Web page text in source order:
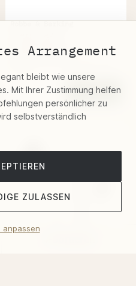
Robbe & Berking
Kaffeelöffel
Sterlingsilber 13,1 Cm
319 €
Arrangement
bleibt wie unsere
Mit Ihrer Zustimmung helfen
persönlicher zu
selbstverständlich
ZULASSEN
anpassen